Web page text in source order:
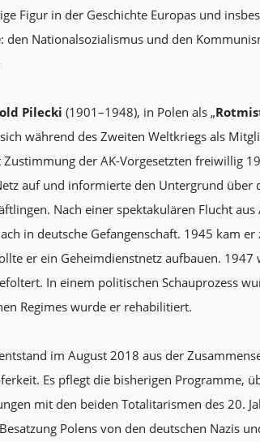
Figur in der Geschichte Europas und
Nationalsozialismus und den
Pilecki (1901–1948), in Polen als „
während des Zweiten Weltkriegs als
der AK-Vorgesetzten freiwillig
auf und informierte den Untergrund
Nach einer spektakulären Flucht
in deutsche Gefangenschaft. 1945 kam
er ein Geheimdienstnetz aufbauen.
In einem politischen Schauprozess
Regimes wurde er rehabilitiert.
im August 2018 aus der
Es pflegt die bisherigen Programme,
mit den beiden Totalitarismen des 20.
Polens von den deutschen Nazis